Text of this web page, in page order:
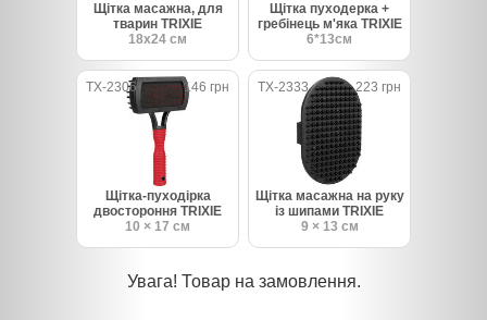
Щітка масажна, для
тварин TRIXIE
18х24 см
Щітка пуходерка +
гребінець м'яка TRIXIE
6*13см
TX-2306 146 грн
Щітка-пуходірка
двостороння TRIXIE
10 × 17 см
TX-2333 223 грн
Щітка масажна на руку
із шипами TRIXIE
9 × 13 см
Увага! Товар на замовлення.